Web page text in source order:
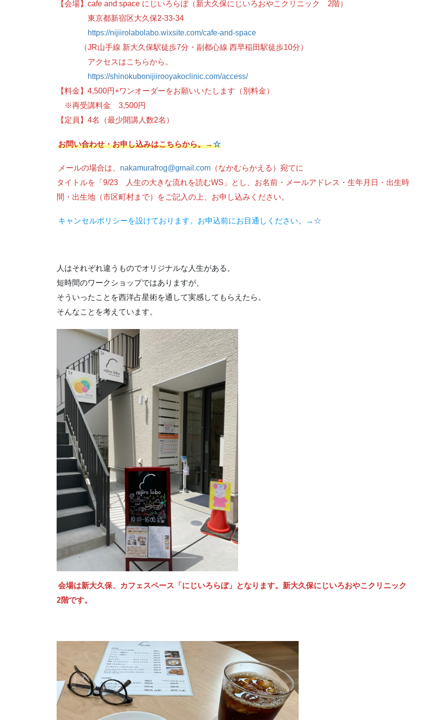
【会場】cafe and space にじいろらぼ（新大久保にじいろおやこクリニック 2階）
東京都新宿区大久保2-33-34
https://nijiirolabolabo.wixsite.com/cafe-and-space
（JR山手線 新大久保駅徒歩7分・副都心線 西早稲田駅徒歩10分）
アクセスはこちらから。
https://shinokubonijiirooyakoclinic.com/access/
【料金】4,500円+ワンオーダーをお願いいたします（別料金）
※再受講料金 3,500円
【定員】4名（最少開講人数2名）
お問い合わせ・お申し込みはこちらから。→☆
メールの場合は、 nakamurafrog@gmail.com （なかむらかえる）宛てに
タイトルを「9/23 人生の大きな流れを読むWS」とし、お名前・メールアドレス・生年月日・出生時
間・出生地（市区町村まで）をご記入の上、お申し込みください。
キャンセルポリシーを設けております。お申込前にお目通しください。→ ☆
人はそれぞれ違うものでオリジナルな人生がある。
短時間のワークショップではありますが、
そういったことを西洋占星術を通して実感してもらえたら。
そんなことを考えています。
会場は新大久保、カフェスペース「にじいろらぼ」となります。新大久保にじいろおやこクリニック
2階です。